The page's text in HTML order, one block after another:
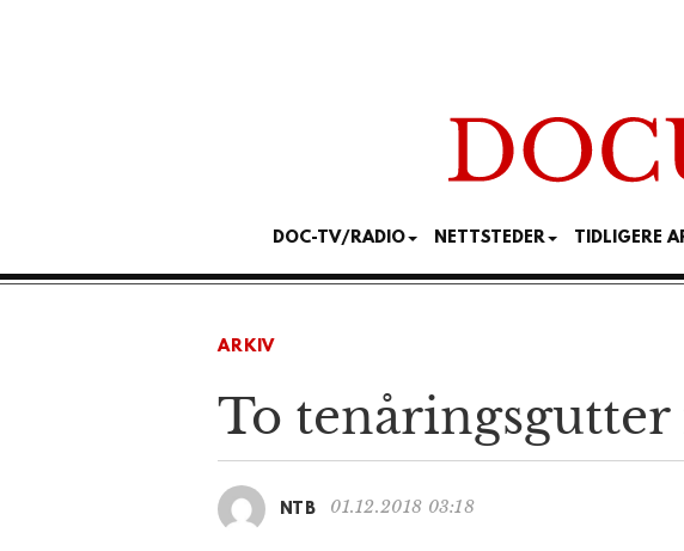
DOC-TV/RADIO NETTSTEDER TIDLIGERE
ARKIV
To
NTB 01.12.2018 03:18